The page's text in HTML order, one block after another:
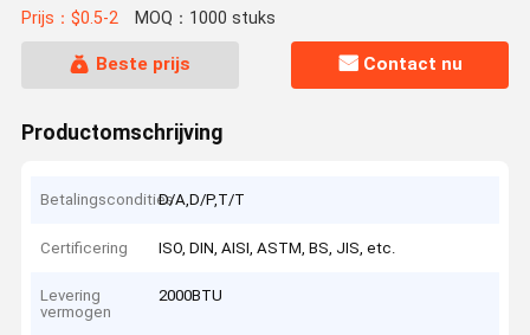
aanpasbare lengte
Prijs：$0.5-2 MOQ：1000 stuks
Beste prijs Contact nu
Productomschrijving
BetalingsconditiesD/A,D/P,T/T
Certificering ISO, DIN, AISI, ASTM, BS, JIS, etc.
Levering
vermogen
2000BTU